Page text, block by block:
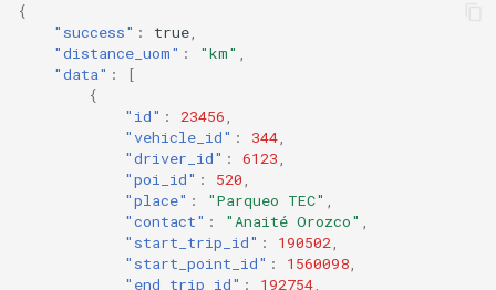
{
"success" : true,
"distance_uom" : "km" ,
"data" :
[
{
"id" : 23456,
"vehicle_id" : 344,
"driver_id" : 6123,
"poi_id" : 520,
"place" : "Parqueo TEC" ,
"contact" : "Anaité Orozco" ,
"start_trip_id" : 190502,
"start_point_id" : 1560098,
"end_trip_id" : 192754,